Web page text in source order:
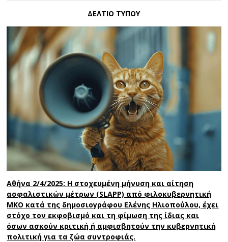
ΔΕΛΤΙΟ ΤΥΠΟΥ
Αθήνα 2/4/2025: Η στοχευμένη μήνυση και αίτηση
ασφαλιστικών μέτρων (SLAPP) από φιλοκυβερνητική
ΜΚΟ κατά της δημοσιογράφου Ελένης Ηλιοπούλου, έχει
στόχο τον εκφοβισμό και τη φίμωση της ίδιας και
όσων ασκούν κριτική ή αμφισβητούν την κυβερνητική
πολιτική για τα ζώα συντροφιάς.